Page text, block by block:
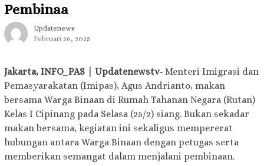
Pembinaa
Updatenews
Februari 26, 2025
Jakarta, INFO_PAS | Updatenewstv- Menteri Imigrasi dan
Pemasyarakatan (Imipas), Agus Andrianto, makan
bersama Warga Binaan di Rumah Tahanan Negara (Rutan)
Kelas I Cipinang pada Selasa (25/2) siang. Bukan sekadar
makan bersama, kegiatan ini sekaligus mempererat
hubungan antara Warga Binaan dengan petugas serta
memberikan semangat dalam menjalani pembinaan.